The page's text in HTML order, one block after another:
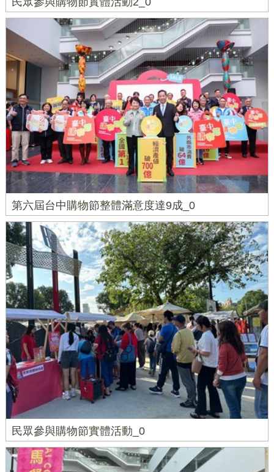
第六屆台中購物節整體滿意度達9成_0
民眾參與購物節實體活動_0